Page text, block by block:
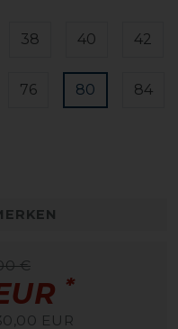
38 40 42
76 80 84
€
*
EUR